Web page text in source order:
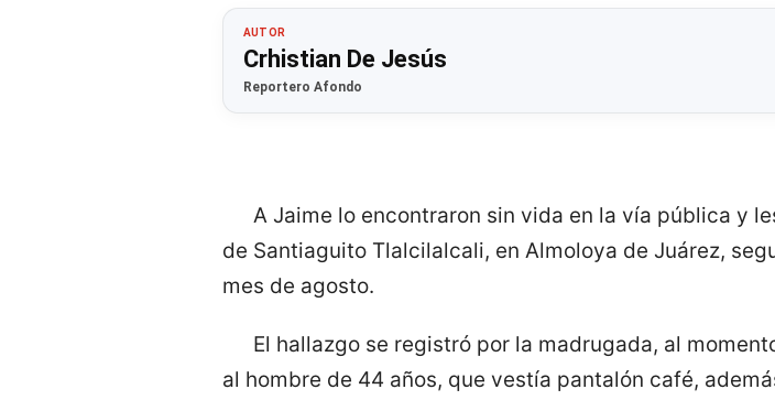
AUTOR
Crhistian De Jesús
Reportero Afondo
A Jaime lo encontraron sin vida en la vía pública y
de Santiaguito Tlalcilalcali, en Almoloya de Juárez,
mes de agosto.
El hallazgo se registró por la madrugada, al
al hombre de 44 años, que vestía pantalón café,